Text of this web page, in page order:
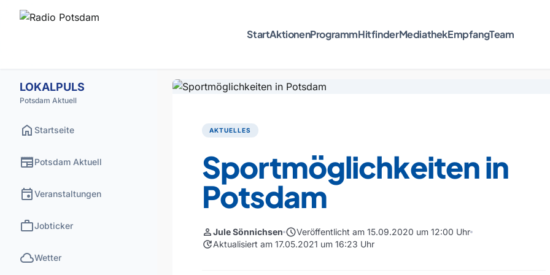
StartAktionenProgrammHitfinderMediathekEmpfangTeam
LOKALPULS
Potsdam Aktuell
home Startseite
newspaperPotsdam Aktuell
eventVeranstaltungen
workJobticker
cloudWetter
AKTUELLES
Sportmöglichkeiten in
Potsdam
personJule Sönnichsen scheduleVeröffentlicht am 15.09.2020 um 12:00 Uhr
updateAktualisiert am 17.05.2021 um 16:23 Uhr